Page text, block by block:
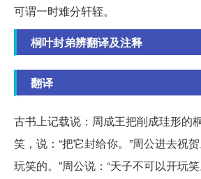
可谓一时难分轩轾。
桐叶封弟辨翻译及注释
翻译
古书上记载说：周成王把削成珪形的
笑，说：“把它封给你。”周公进去祝
玩笑的。”周公说：“天子不可以开玩